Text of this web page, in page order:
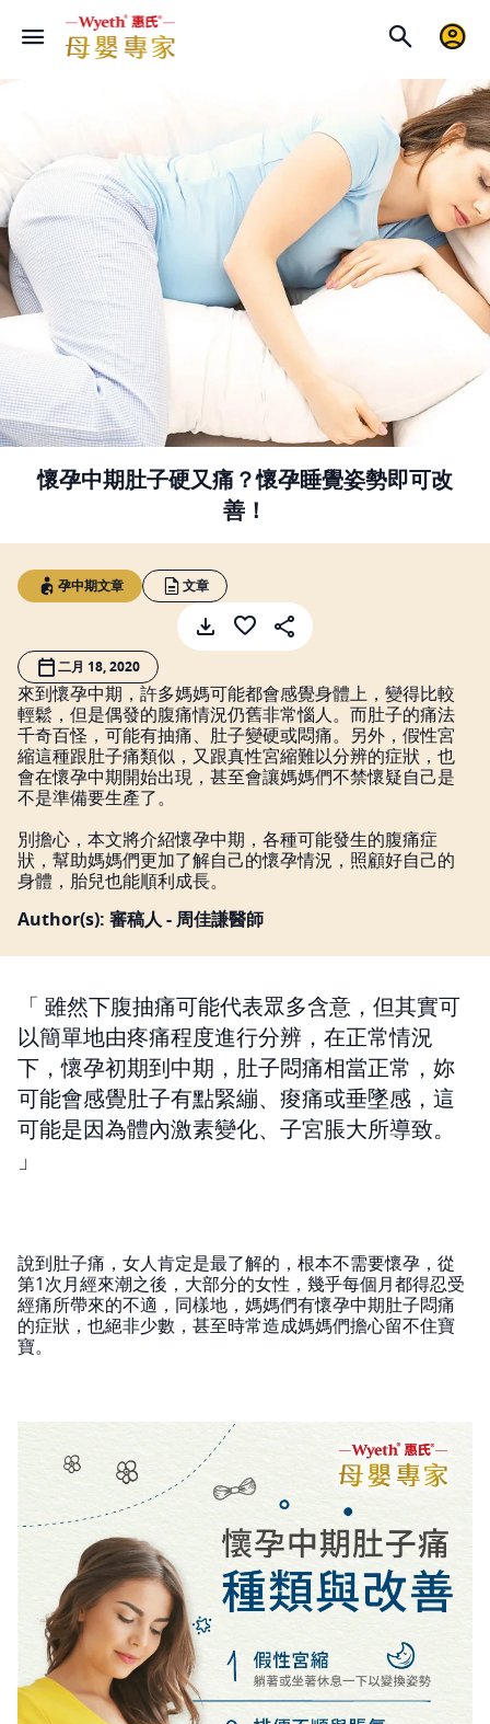
懷孕中期肚子硬又痛？懷孕睡覺姿勢即可改
善！
孕中期文章 文章
二月 18, 2020
來到懷孕中期，許多媽媽可能都會感覺身體上，變得比較
輕鬆，但是偶發的腹痛情況仍舊非常惱人。而肚子的痛法
千奇百怪，可能有抽痛、肚子變硬或悶痛。另外，假性宮
縮這種跟肚子痛類似，又跟真性宮縮難以分辨的症狀，也
會在懷孕中期開始出現，甚至會讓媽媽們不禁懷疑自己是
不是準備要生產了。
別擔心，本文將介紹懷孕中期，各種可能發生的腹痛症
狀，幫助媽媽們更加了解自己的懷孕情況，照顧好自己的
身體，胎兒也能順利成長。
Author(s): 審稿人 - 周佳謙醫師
雖然下腹抽痛可能代表眾多含意，但其實可
以簡單地由疼痛程度進行分辨，在正常情況
下，懷孕初期到中期，肚子悶痛相當正常，妳
可能會感覺肚子有點緊繃、痠痛或垂墜感，這
可能是因為體內激素變化、子宮脹大所導致。
說到肚子痛，女人肯定是最了解的，根本不需要懷孕，從
第1次月經來潮之後，大部分的女性，幾乎每個月都得忍受
經痛所帶來的不適，同樣地，媽媽們有懷孕中期肚子悶痛
的症狀，也絕非少數，甚至時常造成媽媽們擔心留不住寶
寶。